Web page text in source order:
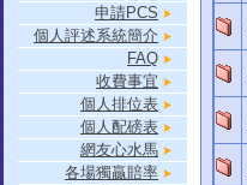
申請PCS
個人評述系統簡介
FAQ
收費事宜
個人排位表
個人配磅表
網友心水馬
各場獨贏賠率